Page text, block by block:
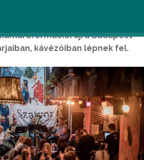
újra Budapest
kávézóiban lépnek fel.